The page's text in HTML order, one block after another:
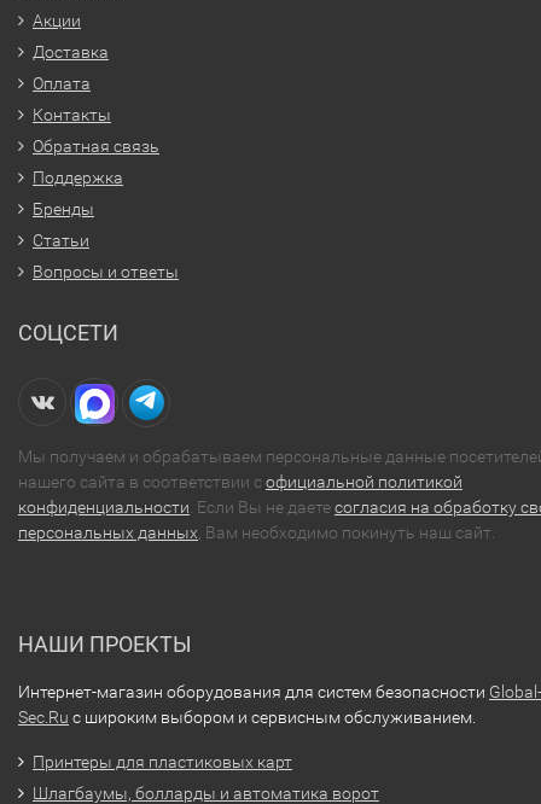
Акции
Доставка
Оплата
Контакты
Обратная связь
Поддержка
Бренды
Статьи
Вопросы и ответы
СОЦСЕТИ
Мы получаем и обрабатываем персональные данные
нашего сайта в соответствии софициальной политикой
конфиденциальности . Если Вы не даетесогласия на обработку
персональных данных , Вам необходимо покинуть наш сайт.
НАШИ ПРОЕКТЫ
Интернет-магазин оборудования для систем безопасности Global-
Sec.Ru с широким выбором и сервисным обслуживанием.
Принтеры для пластиковых карт
Шлагбаумы, болларды и автоматика ворот